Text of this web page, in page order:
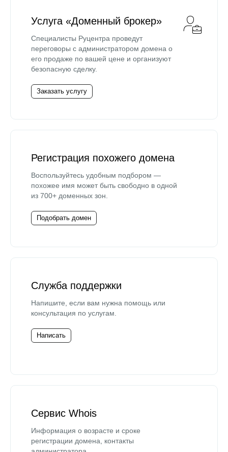
Услуга «Доменный брокер»
Специалисты Руцентра проведут
переговоры с администратором домена о
его продаже по вашей цене и организуют
безопасную сделку.
Заказать услугу
Регистрация похожего домена
Воспользуйтесь удобным подбором —
похожее имя может быть свободно в одной
из 700+ доменных зон.
Подобрать домен
Служба поддержки
Напишите, если вам нужна помощь или
консультация по услугам.
Написать
Сервис Whois
Информация о возрасте и сроке
регистрации домена, контакты